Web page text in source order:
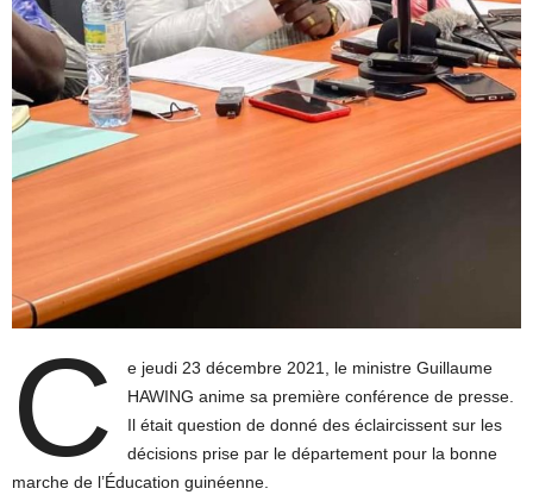
C
e jeudi 23 décembre 2021, le ministre Guillaume
HAWING anime sa première conférence de presse.
Il était question de donné des éclaircissent sur les
décisions prise par le département pour la bonne
marche de l’Éducation guinéenne.